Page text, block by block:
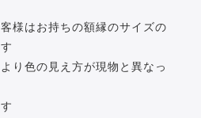
様はお持ちの額縁のサイズの
り色の見え方が現物と異なっ